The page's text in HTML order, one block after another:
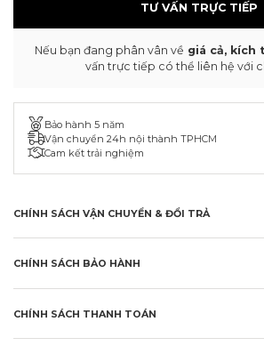
TƯ VẤN TRỰC TIẾP
Nếu bạn đang phân vân về giá cả, kích
vấn trực tiếp có thể liên hệ với
Bảo hành 5 năm
Vận chuyển 24h nội thành TPHCM
Cam kết trải nghiệm
CHÍNH SÁCH VẬN CHUYỂN & ĐỔI TRẢ
CHÍNH SÁCH BẢO HÀNH
CHÍNH SÁCH THANH TOÁN